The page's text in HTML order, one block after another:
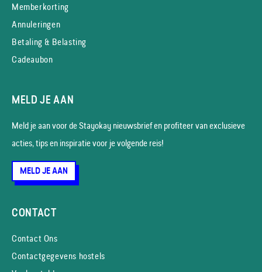
Memberkorting
Annuleringen
Betaling & Belasting
Cadeaubon
MELD JE AAN
Meld je aan voor de Stayokay nieuws­brief en profiteer van exclusieve
acties, tips en inspiratie voor je volgende reis!
MELD JE AAN
CONTACT
Contact Ons
Contactgegevens hostels